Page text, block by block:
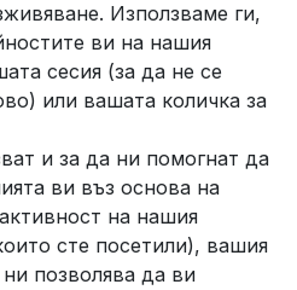
Използваме ги,
ви на нашия
сесия (за да не се
или вашата количка за
и за да ни помогнат да
ви въз основа на
на нашия
сте посетили), вашия
позволява да ви